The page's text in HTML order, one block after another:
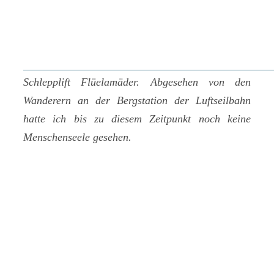
Schlepplift Flüelamäder. Abgesehen von den
Wanderern an der Bergstation der Luftseilbahn
hatte ich bis zu diesem Zeitpunkt noch keine
Menschenseele gesehen.